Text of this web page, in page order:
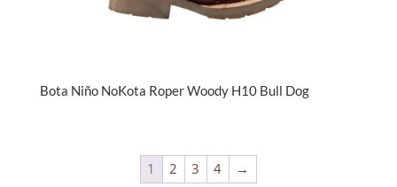
Bota Niño NoKota Roper Woody H10 Bull Dog
1 2 3 4 →